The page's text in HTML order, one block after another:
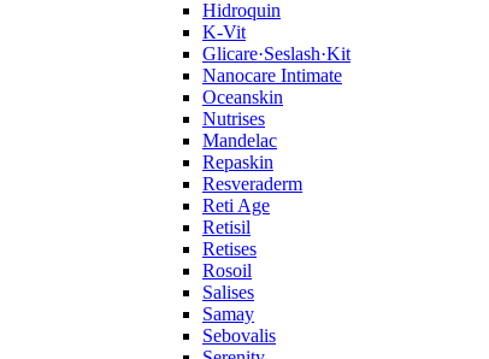
Hidroquin
K-Vit
Glicare·Seslash·Kit
Nanocare Intimate
Oceanskin
Nutrises
Mandelac
Repaskin
Resveraderm
Reti Age
Retisil
Retises
Rosoil
Salises
Samay
Sebovalis